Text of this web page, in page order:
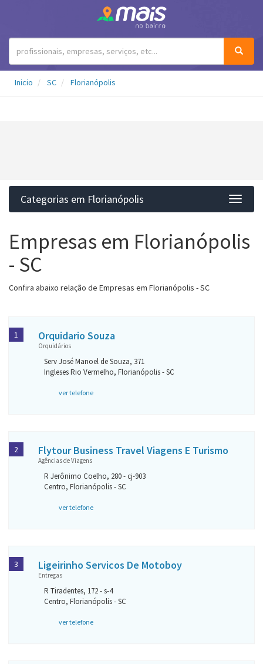
Inicio SC Florianópolis
Categorias em Florianópolis
Empresas em Florianópolis
- SC
Confira abaixo relação de Empresas em Florianópolis - SC
Orquidario Souza
Orquidários
Serv José Manoel de Souza, 371
Ingleses Rio Vermelho, Florianópolis - SC
ver telefone
1
Flytour Business Travel Viagens E Turismo
Agências de Viagens
R Jerônimo Coelho, 280 - cj-903
Centro, Florianópolis - SC
ver telefone
2
Ligeirinho Servicos De Motoboy
Entregas
R Tiradentes, 172 - s-4
Centro, Florianópolis - SC
ver telefone
3